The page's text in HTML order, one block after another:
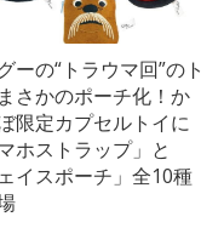
ーの“トラウマ回”のト
さかのポーチ化！か
限定カプセルトイに
ホストラップ」と
ェイスポーチ」全10種